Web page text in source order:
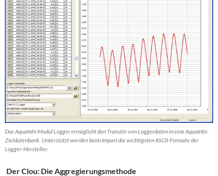
Das AquaInfo Modul Logger ermöglicht den Transfer von Loggerdaten in eine AquaInfo-
Zieldatenbank. Unterstützt werden beim Import die wichtigsten ASCII-Formate der
Logger-Hersteller.
Der Clou: Die Aggregierungsmethode